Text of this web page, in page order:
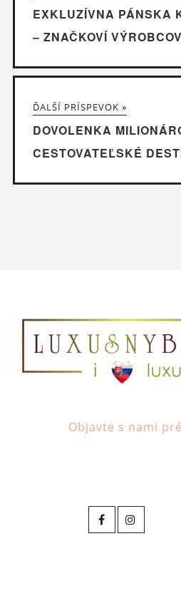
EXKLUZÍVNA PÁNSKA
– ZNAČKOVÍ
ĎALŠÍ PRÍSPEVOK »
DOVOLENKA
CESTOVATEĽSKÉ
Objavte s nami